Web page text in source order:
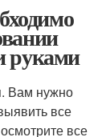
руками
Вам нужно
все
все